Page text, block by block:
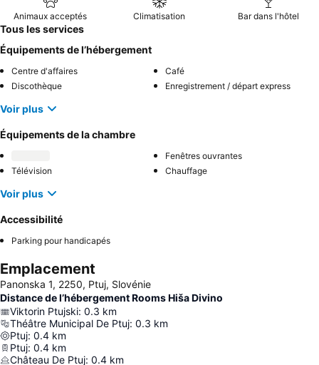
Animaux acceptés Climatisation Bar dans l'hôtel
Tous les services
Équipements de l’hébergement
Centre d'affaires
Café
Discothèque
Enregistrement / départ express
Voir plus
Équipements de la chambre
Fenêtres ouvrantes
Télévision
Chauffage
Voir plus
Accessibilité
Parking pour handicapés
Emplacement
Panonska 1, 2250, Ptuj, Slovénie
Distance de l’hébergement Rooms Hiša Divino
Viktorin Ptujski: 0.3 km
Théâtre Municipal De Ptuj: 0.3 km
Ptuj: 0.4 km
Ptuj: 0.4 km
Château De Ptuj: 0.4 km